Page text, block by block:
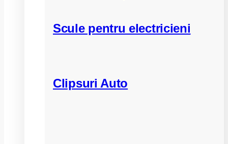
Scule pentru electricieni
Clipsuri Auto